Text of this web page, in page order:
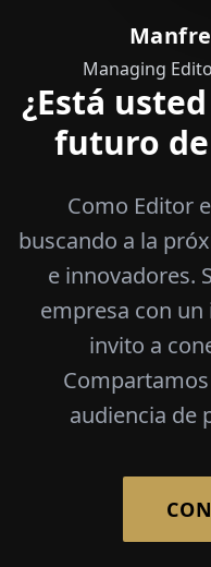
Managing
¿Está
futuro de
Como Editor
buscando a la
e innovadores.
empresa con
invito a
audiencia de